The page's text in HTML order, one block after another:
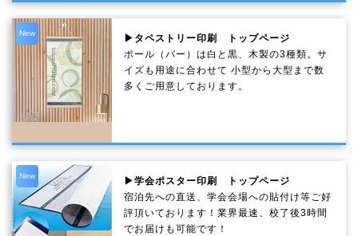
New
▶タペストリー印刷 トップページ
ポール（バー）は白と黒、木製の3種類。サ
イズも用途に合わせて 小型から大型まで数
多くご用意しております。
New
▶学会ポスター印刷 トップページ
宿泊先への直送、学会会場への貼付け等ご好
評頂いております！業界最速、校了後3時間
でお届けも可能です！